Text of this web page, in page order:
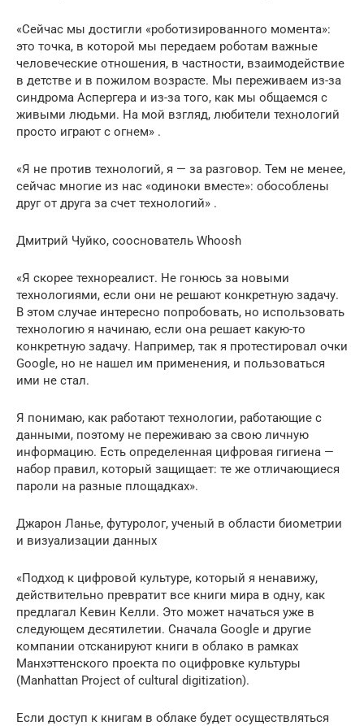
«Сейчас мы достигли «роботизированного момента»:
это точка, в которой мы передаем роботам важные
человеческие отношения, в частности, взаимодействие
в детстве и в пожилом возрасте. Мы переживаем из-за
синдрома Аспергера и из-за того, как мы общаемся с
живыми людьми. На мой взгляд, любители технологий
просто играют с огнем» .
«Я не против технологий, я — за разговор. Тем не менее,
сейчас многие из нас «одиноки вместе»: обособлены
друг от друга за счет технологий» .
Дмитрий Чуйко, сооснователь Whoosh
«Я скорее технореалист. Не гонюсь за новыми
технологиями, если они не решают конкретную задачу.
В этом случае интересно попробовать, но использовать
технологию я начинаю, если она решает какую-то
конкретную задачу. Например, так я протестировал очки
Google, но не нашел им применения, и пользоваться
ими не стал.
Я понимаю, как работают технологии, работающие с
данными, поэтому не переживаю за свою личную
информацию. Есть определенная цифровая гигиена —
набор правил, который защищает: те же отличающиеся
пароли на разные площадках».
Джарон Ланье, футуролог, ученый в области биометрии
и визуализации данных
«Подход к цифровой культуре, который я ненавижу,
действительно превратит все книги мира в одну, как
предлагал Кевин Келли. Это может начаться уже в
следующем десятилетии. Сначала Google и другие
компании отсканируют книги в облако в рамках
Манхэттенского проекта по оцифровке культуры
(Manhattan Project of cultural digitization).
Если доступ к книгам в облаке будет осуществляться